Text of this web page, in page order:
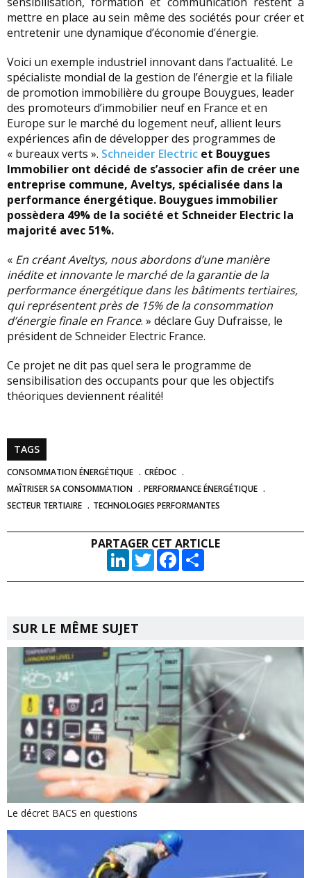
mettre en place au sein même des sociétés pour créer et
entretenir une dynamique d’économie d’énergie.
Voici un exemple industriel innovant dans l’actualité. Le
spécialiste mondial de la gestion de l’énergie et la filiale
de promotion immobilière du groupe Bouygues, leader
des promoteurs d’immobilier neuf en France et en
Europe sur le marché du logement neuf, allient leurs
expériences afin de développer des programmes de
« bureaux verts ». Schneider Electric et Bouygues
Immobilier ont décidé de s’associer afin de créer une
entreprise commune, Aveltys, spécialisée dans la
performance énergétique. Bouygues immobilier
possèdera 49% de la société et Schneider Electric la
majorité avec 51%.
« En créant Aveltys, nous abordons d’une manière
inédite et innovante le marché de la garantie de la
performance énergétique dans les bâtiments tertiaires,
qui représentent près de 15% de la consommation
d’énergie finale en France. » déclare Guy Dufraisse, le
président de Schneider Electric France.
Ce projet ne dit pas quel sera le programme de
sensibilisation des occupants pour que les objectifs
théoriques deviennent réalité!
TAGS
CONSOMMATION ÉNERGÉTIQUE
CRÉDOC
MAÎTRISER SA CONSOMMATION
PERFORMANCE ÉNERGÉTIQUE
SECTEUR TERTIAIRE
TECHNOLOGIES PERFORMANTES
PARTAGER CET ARTICLE
LinkedInTwitterFacebook
SUR LE MÊME SUJET
Le décret BACS en questions